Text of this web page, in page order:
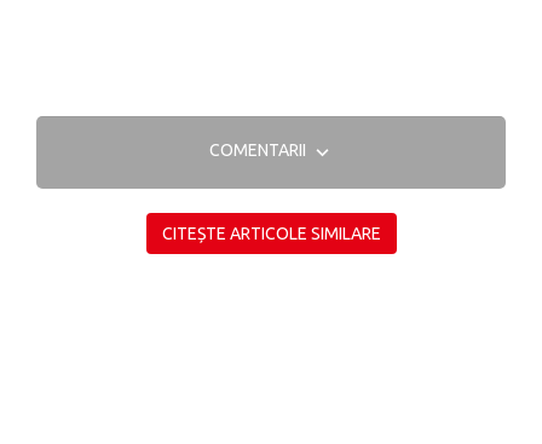
COMENTARII
CITEȘTE ARTICOLE SIMILARE